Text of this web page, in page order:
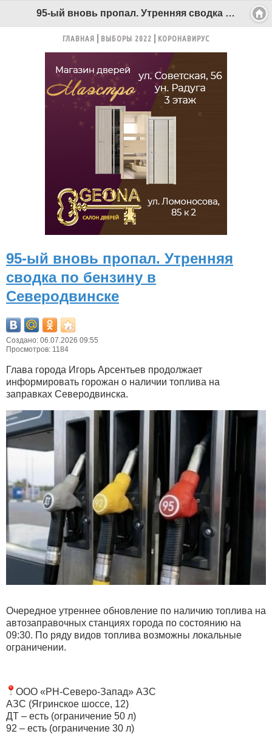
95-ый вновь пропал. Утренняя сводка по бензину в Северодвинске - Беломорканал Северодвинск tv29.ru
ГЛАВНАЯ ВЫБОРЫ 2022 КОРОНАВИРУС
95-ый вновь пропал. Утренняя
сводка по бензину в
Северодвинске
Создано: 06.07.2026 09:55
Просмотров: 1184
Глава города Игорь Арсентьев продолжает
информировать горожан о наличии топлива на
заправках Северодвинска.
Очередное утреннее обновление по наличию топлива на
автозаправочных станциях города по состоянию на
09:30. По ряду видов топлива возможны локальные
ограничении.
ООО «РН-Северо-Запад» АЗС
АЗС (Ягринское шоссе, 12)
ДТ – есть (ограничение 50 л)
92 – есть (ограничение 30 л)